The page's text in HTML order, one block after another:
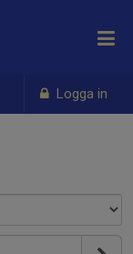
Logga in